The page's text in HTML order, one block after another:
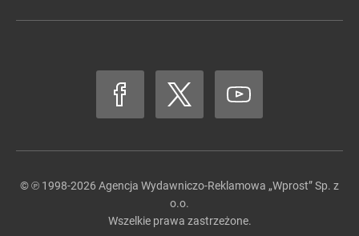
© ℗ 1998-2026 Agencja Wydawniczo-Reklamowa „Wprost” Sp. z
o.o.
Wszelkie prawa zastrzeżone.